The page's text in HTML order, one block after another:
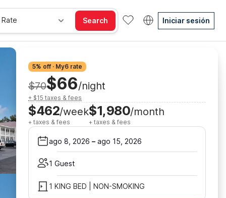
Search Iniciar sesión
5% off · My6 rate
$70$66/night
+ $15 taxes & fees
$462/week
+ taxes & fees
$1,980/month
+ taxes & fees
ago 8, 2026 – ago 15, 2026
1 Guest
1 KING BED | NON-SMOKING